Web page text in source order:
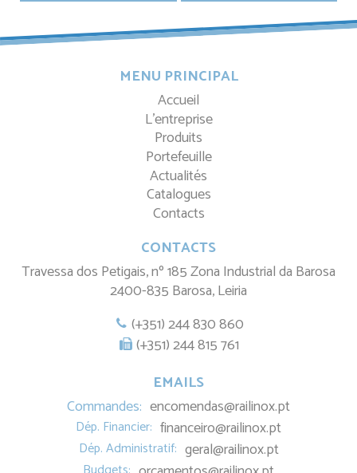
MENU PRINCIPAL
Accueil
L'entreprise
Produits
Portefeuille
Actualités
Catalogues
Contacts
CONTACTS
Travessa dos Petigais, nº 185 Zona Industrial da Barosa
2400-835 Barosa, Leiria
(+351) 244 830 860
(+351) 244 815 761
EMAILS
Commandes: encomendas@railinox.pt
Dép. Financier: financeiro@railinox.pt
Dép. Administratif: geral@railinox.pt